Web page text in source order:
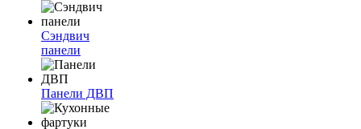
Сэндвич
панели
Панели ДВП